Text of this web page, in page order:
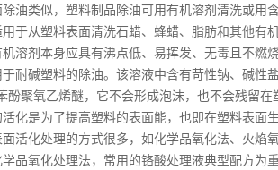
类似，塑料制品除油可用有机溶剂清洗或用含
从塑料表面清洗石蜡、蜂蜡、脂肪和其他有
溶剂本身应具有沸点低、易挥发、无毒且不燃烧
碱塑料的除油。该溶液中含有苛性钠、碱性
酚聚氧乙烯醚，它不会形成泡沫，也不会残留在
是为了提高塑料的表面能，也即在塑料表面
活化处理的方式很多，如化学品氧化法、火焰
品氧化处理法，常用的铬酸处理液典型配方为